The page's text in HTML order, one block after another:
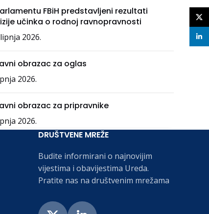
FBiH predstavljeni rezultati
učinka o rodnoj ravnopravnosti
2026.
obrazac za oglas
2026.
obrazac za pripravnike
2026.
DRUŠTVENE MREŽE
Budite informirani o najnovijim
vijestima i obavijestima Ureda.
Pratite nas na društvenim mrežama